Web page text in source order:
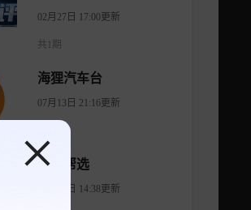
02月27日 17:00更新
共1期
海狸汽车台
07月13日 21:16更新
有车帮选
04月11日 14:38更新